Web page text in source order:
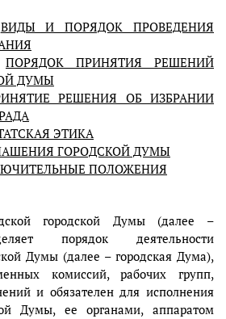
ВИДЫ И ПОРЯДОК ПРОВЕДЕНИЯ
ПОРЯДОК ПРИНЯТИЯ РЕШЕНИЙ
ДУМЫ
РЕШЕНИЯ ОБ ИЗБРАНИИ
ЭТИКА
ГОРОДСКОЙ ДУМЫ
ПОЛОЖЕНИЯ
городской Думы (далее –
порядок деятельности
Думы (далее – городская Дума),
комиссий, рабочих групп,
и обязателен для исполнения
Думы, ее органами, аппаратом